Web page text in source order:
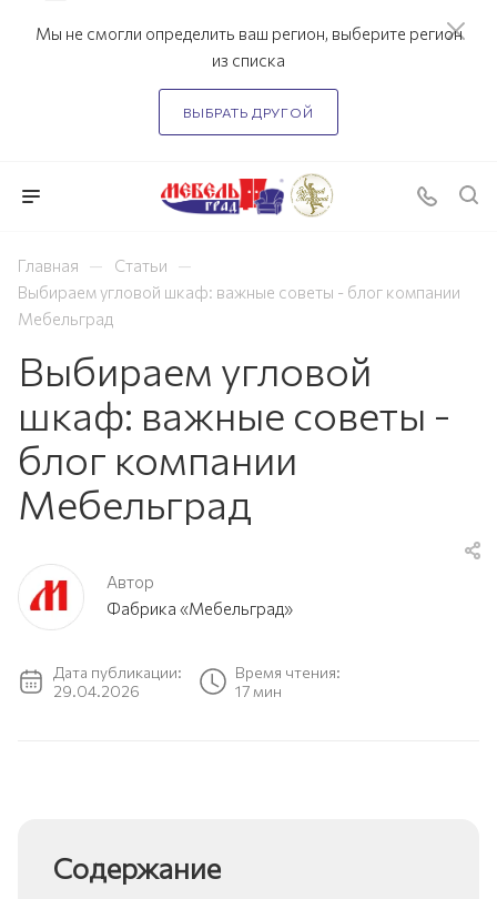
Мы не смогли определить ваш регион, выберите регион
из списка
ВЫБРАТЬ ДРУГОЙ
Главная — Статьи —
Выбираем угловой шкаф: важные советы - блог компании
Мебельград
Выбираем угловой
шкаф: важные советы -
блог компании
Мебельград
Автор
Фабрика «Мебельград»
Дата публикации:
29.04.2026
Время чтения:
17 мин
Содержание